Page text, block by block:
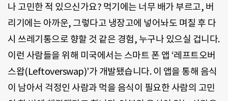
나 고민한 적 있으신가요? 먹기에는 너무 배가 부르고, 버
리기에는 아까운, 그렇다고 냉장고에 넣어놔도 며칠 후 다
시 쓰레기통으로 향할 것 같은 경험, 누구나 있으실 겁니다.
이런 사람들을 위해 미국에서는 스마트 폰 앱 ‘레프트오버
스왑(Leftoverswap)’가 개발됐습니다. 이 앱을 통해 음식
이 남아서 걱정인 사람과 먹을 음식이 필요한 사람의 고민